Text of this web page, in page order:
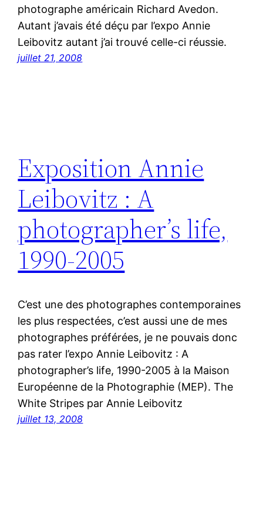
photographe américain Richard Avedon.
Autant j’avais été déçu par l’expo Annie
Leibovitz autant j’ai trouvé celle-ci réussie.
juillet 21, 2008
Exposition Annie
Leibovitz : A
photographer’s life,
1990-2005
C’est une des photographes contemporaines
les plus respectées, c’est aussi une de mes
photographes préférées, je ne pouvais donc
pas rater l’expo Annie Leibovitz : A
photographer’s life, 1990-2005 à la Maison
Européenne de la Photographie (MEP). The
White Stripes par Annie Leibovitz
juillet 13, 2008